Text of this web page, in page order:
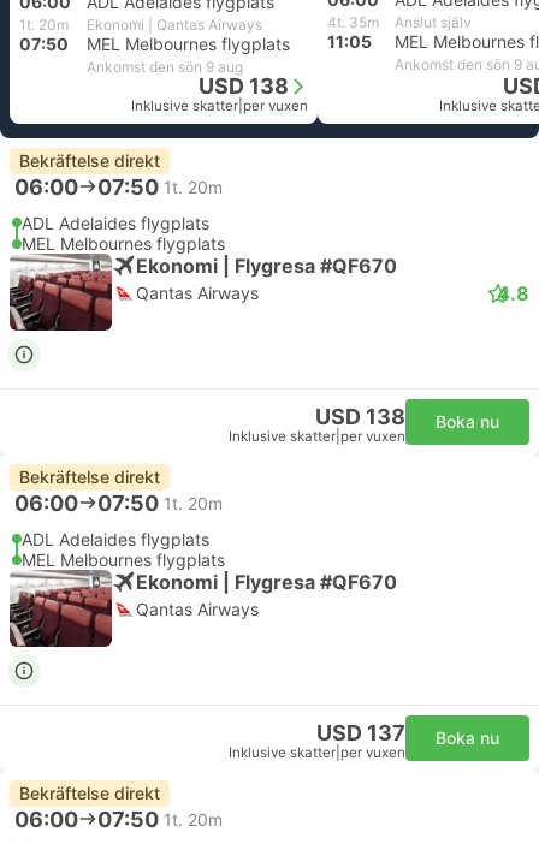
1t. 20m Ekonomi | Qantas Airways
07:50 MEL Melbournes flygplats
Ankomst den sön 9 aug
USD 138
Inklusive skatter per vuxen
4t. 35m Anslut själv
11:05 MEL Melbournes
Ankomst den sön 9
Inklusive
Bekräftelse direkt
06:00 07:50 1t. 20m
ADL Adelaides flygplats
MEL Melbournes flygplats
Ekonomi | Flygresa #QF670
Qantas Airways 4.8
USD 138
Inklusive skatter per vuxen
Boka nu
Bekräftelse direkt
06:00 07:50 1t. 20m
ADL Adelaides flygplats
MEL Melbournes flygplats
Ekonomi | Flygresa #QF670
Qantas Airways
USD 137
Inklusive skatter per vuxen
Boka nu
Bekräftelse direkt
06:00 07:50 1t. 20m